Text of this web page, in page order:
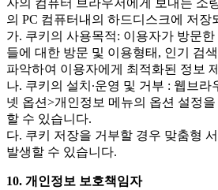
자의 컴퓨터 브라우저에게 보내는 소
의 PC 컴퓨터내의 하드디스크에 저장
가. 쿠키의 사용목적: 이용자가 방문
들에 대한 방문 및 이용형태, 인기 검
파악하여 이용자에게 최적화된 정보
나. 쿠키의 설치∙운영 및 거부 : 웹브라
넷 옵션>개인정보 메뉴의 옵션 설정
할 수 있습니다.
다. 쿠키 저장을 거부할 경우 맞춤형
발생할 수 있습니다.
10. 개인정보 보호책임자